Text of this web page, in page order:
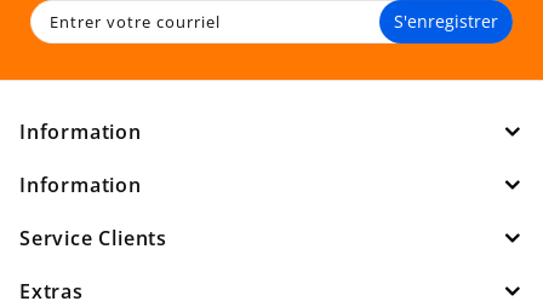
S'enregistrer
Information
Information
Service Clients
Extras